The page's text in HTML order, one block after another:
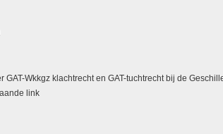
GAT-Wkkgz klachtrecht en GAT-tuchtrecht bij de
link